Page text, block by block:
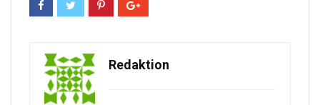
Redaktion